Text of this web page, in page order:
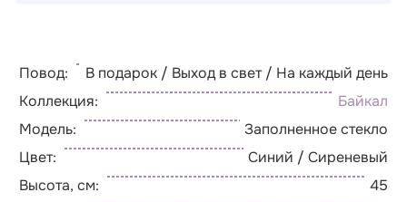
Повод:
В подарок / Выход в свет / На каждый день
Коллекция:
Байкал
Модель:
Заполненное стекло
Цвет:
Синий / Сиреневый
Высота, см:
45